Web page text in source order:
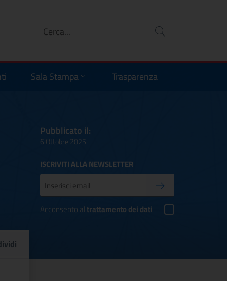
Ricerca
Sala Stampa Trasparenza
Pubblicato il:
6 Ottobre 2025
ISCRIVITI ALLA NEWSLETTER
Conferma iscrizione
Acconsento altrattamento dei dati
apre al pubblico